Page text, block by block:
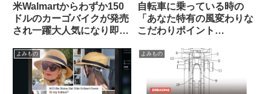
米Walmartからわずか150
ドルのカーゴバイクが発売
され一躍大人気になり即日
自転車に乗っている時の
「あなた特有の風変わりな
こだわりポイント
ください（海外掲示板か
よみもの よみもの